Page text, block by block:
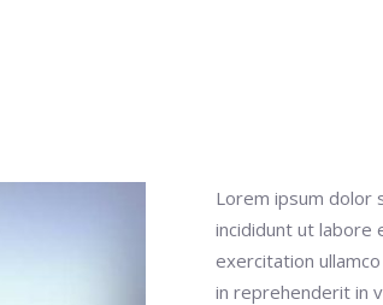
Lorem ipsum dolor
incididunt ut labore
exercitation
in reprehenderit in